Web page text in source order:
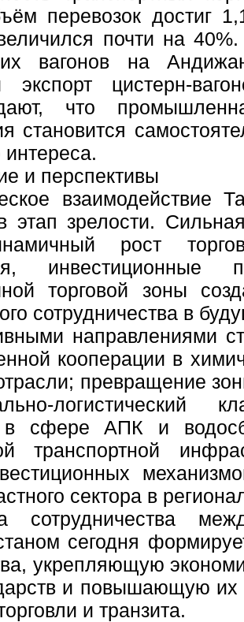
перевозок достиг
почти на
вагонов на
цистерн-
что
становится
интереса.
и перспективы
взаимодействие
этап зрелости.
рост
торговой зоны
сотрудничества в
направлениями
кооперации в
превращение
логистический
в сфере АПК и
транспортной
сектора в
сотрудничества
сегодня
укрепляющую
и повышающую их
и транзита.